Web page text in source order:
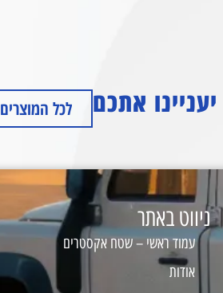
אתכם לכל המוצרים
ניווט באתר
עמוד ראשי – שטח אקסטרים
אודות